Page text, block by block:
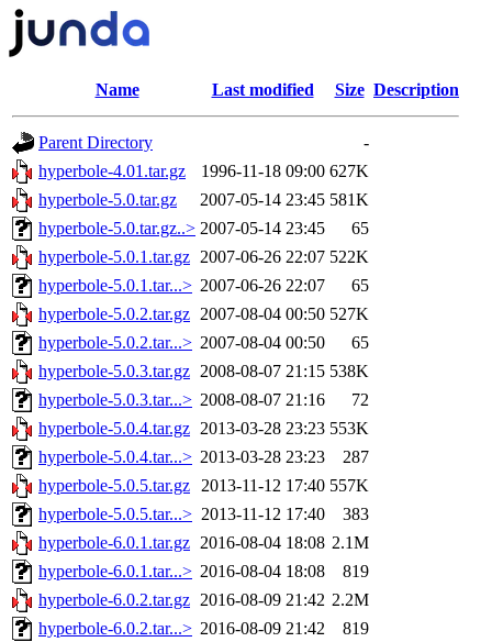
Name Last modified Size Description
Parent Directory
-
hyperbole-4.01.tar.gz
1996-11-18 09:00 627K
hyperbole-5.0.tar.gz
2007-05-14 23:45 581K
hyperbole-5.0.tar.gz..> 2007-05-14 23:45
65
hyperbole-5.0.1.tar.gz 2007-06-26 22:07 522K
hyperbole-5.0.1.tar...> 2007-06-26 22:07
65
hyperbole-5.0.2.tar.gz 2007-08-04 00:50 527K
hyperbole-5.0.2.tar...> 2007-08-04 00:50
65
hyperbole-5.0.3.tar.gz 2008-08-07 21:15 538K
hyperbole-5.0.3.tar...> 2008-08-07 21:16
72
hyperbole-5.0.4.tar.gz 2013-03-28 23:23 553K
hyperbole-5.0.4.tar...> 2013-03-28 23:23
287
hyperbole-5.0.5.tar.gz
2013-11-12 17:40 557K
hyperbole-5.0.5.tar...> 2013-11-12 17:40
383
hyperbole-6.0.1.tar.gz 2016-08-04 18:08 2.1M
hyperbole-6.0.1.tar...> 2016-08-04 18:08
819
hyperbole-6.0.2.tar.gz 2016-08-09 21:42 2.2M
hyperbole-6.0.2.tar...> 2016-08-09 21:42
819